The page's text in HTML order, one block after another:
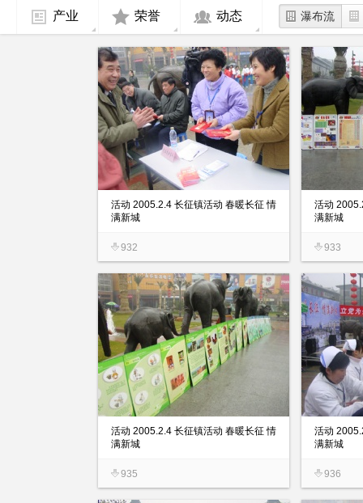
产业 荣誉 动态 瀑布流
活动 2005.2.4 长征镇活动 春暖长征 情
满新城
932
活动
满新城
933
活动 2005.2.4 长征镇活动 春暖长征 情
满新城
935
活动
满新城
936